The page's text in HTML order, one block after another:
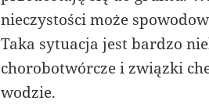
nieczystości może
Taka sytuacja jest bardzo
chorobotwórcze i związki
wodzie.